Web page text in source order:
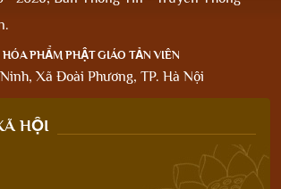
PHẨM PHẬT GIÁO TẢN VIÊN
Xã Đoài Phương, TP. Hà Nội
HỘI